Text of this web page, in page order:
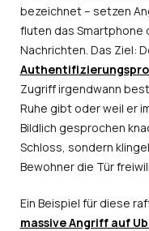
bezeichnet – setzen
fluten das Smartphone
Nachrichten. Das Ziel:
Zugriff irgendwann
Ruhe gibt oder weil er
Bildlich gesprochen
Schloss, sondern
Bewohner die Tür
Ein Beispiel für diese
massive Angriff auf